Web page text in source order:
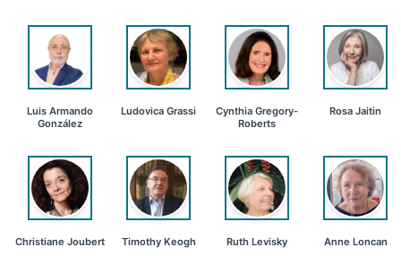
Luis Armando
González
Ludovica Grassi
Cynthia Gregory-
Roberts
Rosa Jaitin
Christiane Joubert Timothy Keogh Ruth Levisky Anne Loncan